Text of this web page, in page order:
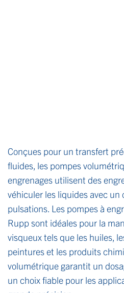
Conçues pour un transfert
fluides, les pompes
engrenages utilisent des
véhiculer les liquides avec
pulsations. Les pompes à
Rupp sont idéales pour la
visqueux tels que les huiles,
peintures et les produits
volumétrique garantit un
un choix fiable pour les